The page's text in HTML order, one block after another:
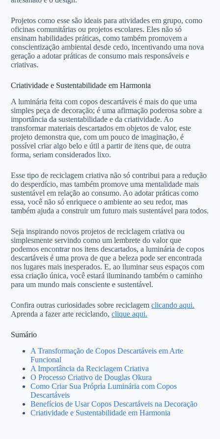
Projetos como esse são ideais para atividades em grupo, como
oficinas comunitárias ou projetos escolares. Eles não só
ensinam habilidades práticas, como também promovem a
conscientização ambiental desde cedo, incentivando uma nova
geração a adotar práticas de consumo mais responsáveis e
criativas.
Criatividade e Sustentabilidade em Harmonia
A luminária feita com copos descartáveis é mais do que uma
simples peça de decoração; é uma afirmação poderosa sobre a
importância da sustentabilidade e da criatividade. Ao
transformar materiais descartados em objetos de valor, este
projeto demonstra que, com um pouco de imaginação, é
possível criar algo belo e útil a partir de itens que, de outra
forma, seriam considerados lixo.
Esse tipo de reciclagem criativa não só contribui para a redução
do desperdício, mas também promove uma mentalidade mais
sustentável em relação ao consumo. Ao adotar práticas como
essa, você não só enriquece o ambiente ao seu redor, mas
também ajuda a construir um futuro mais sustentável para todos.
Seja inspirando novos projetos de reciclagem criativa ou
simplesmente servindo como um lembrete do valor que
podemos encontrar nos itens descartados, a luminária de copos
descartáveis é uma prova de que a beleza pode ser encontrada
nos lugares mais inesperados. E, ao iluminar seus espaços com
essa criação única, você estará iluminando também o caminho
para um mundo mais consciente e sustentável.
Confira outras curiosidades sobre reciclagemclicando aqui.
Aprenda a fazer arte reciclando,clique aqui.
Sumário
A Transformação de Copos Descartáveis em Arte
Funcional
A Importância da Reciclagem Criativa
O Processo Criativo de Douglas Okura
Como Criar Sua Própria Luminária com Copos
Descartáveis
Benefícios de Usar Copos Descartáveis na Decoração
Criatividade e Sustentabilidade em Harmonia